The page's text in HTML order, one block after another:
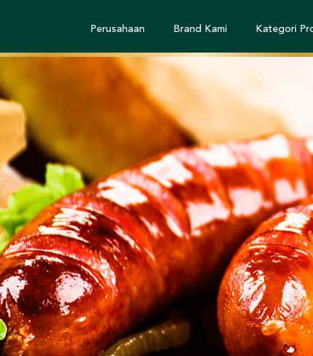
Perusahaan Brand Kami Kategori